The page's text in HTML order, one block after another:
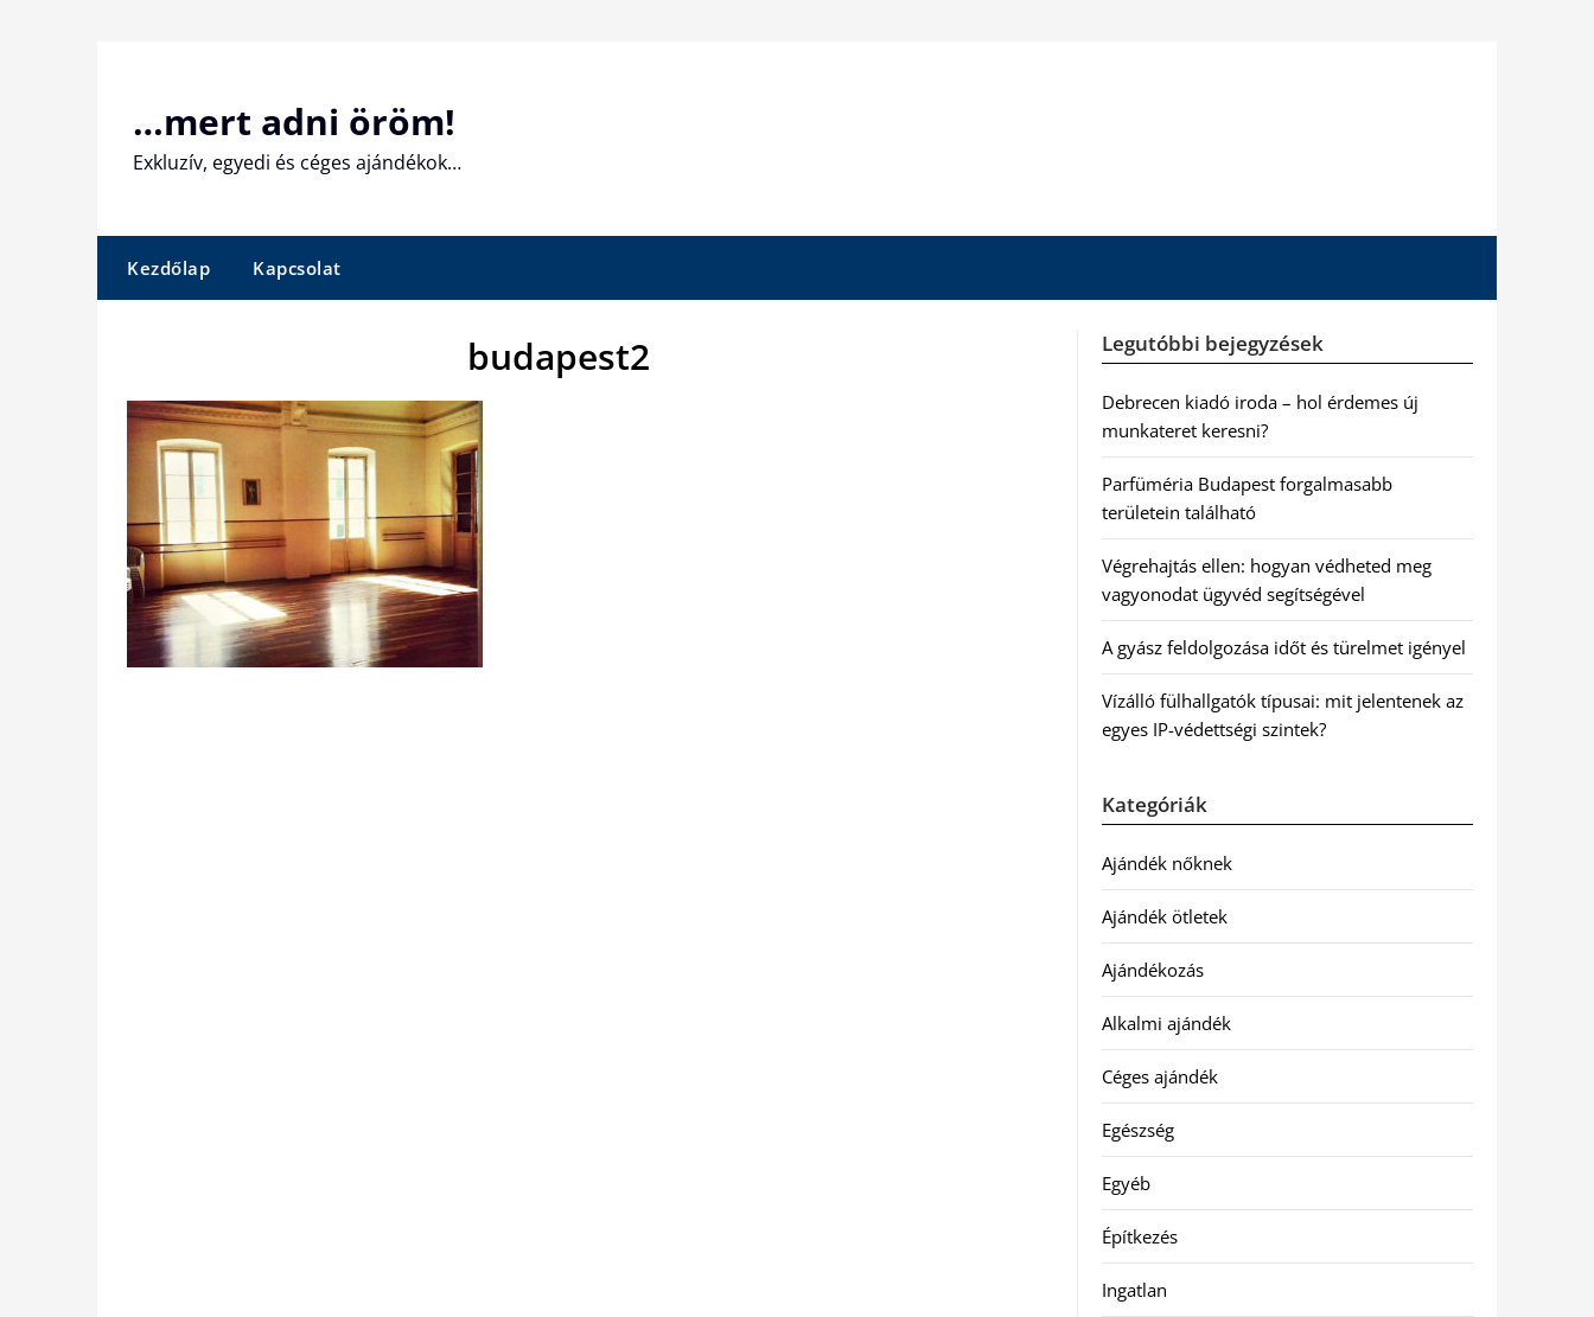
…mert adni öröm!
Exkluzív, egyedi és céges ajándékok…
Kezdőlap Kapcsolat
budapest2 Legutóbbi bejegyzések
Debrecen kiadó iroda – hol érdemes új
munkateret keresni?
Parfüméria Budapest forgalmasabb
területein található
Végrehajtás ellen: hogyan védheted meg
vagyonodat ügyvéd segítségével
A gyász feldolgozása időt és türelmet igényel
Vízálló fülhallgatók típusai: mit jelentenek az
egyes IP-védettségi szintek?
Kategóriák
Ajándék nőknek
Ajándék ötletek
Ajándékozás
Alkalmi ajándék
Céges ajándék
Egészség
Egyéb
Építkezés
Ingatlan